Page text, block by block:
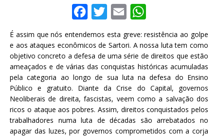
F
a
c
e
b
o
o
k
T
w
it
te
r
E
m
ai
l
h
at
s
A
p
p
É assim que nós entendemos esta greve: resistência ao golpe
e aos ataques econômicos de Sartori. A nossa luta tem como
objetivo concreto a defesa de uma série de direitos que estão
ameaçados e de várias das conquistas históricas acumuladas
pela categoria ao longo de sua luta na defesa do Ensino
Público e gratuito. Diante da Crise do Capital, governos
Neoliberais de direita, fascistas, veem como a salvação dos
ricos o ataque aos pobres. Assim, direitos conquistados pelos
trabalhadores numa luta de décadas são arrebatados no
apagar das luzes, por governos comprometidos com a corja